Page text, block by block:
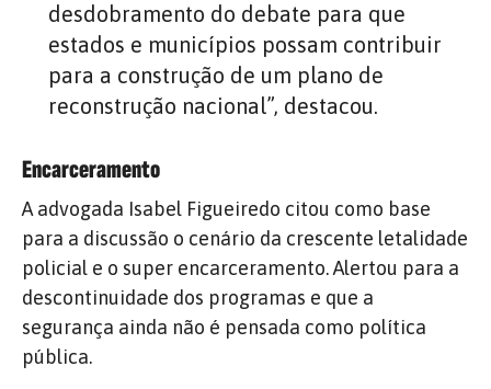
desdobramento do debate para que
estados e municípios possam contribuir
para a construção de um plano de
reconstrução nacional”, destacou.
Encarceramento
A advogada Isabel Figueiredo citou como base
para a discussão o cenário da crescente letalidade
policial e o super encarceramento. Alertou para a
descontinuidade dos programas e que a
segurança ainda não é pensada como política
pública.